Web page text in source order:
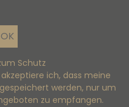
Schutz
ich, dass meine
werden, nur um
zu empfangen.